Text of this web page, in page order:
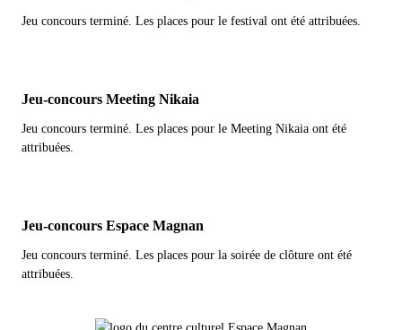
Jeu concours terminé. Les places pour le festival ont été attribuées.
Jeu-concours Meeting Nikaia
Jeu concours terminé. Les places pour le Meeting Nikaia ont été
attribuées.
Jeu-concours Espace Magnan
Jeu concours terminé. Les places pour la soirée de clôture ont été
attribuées.